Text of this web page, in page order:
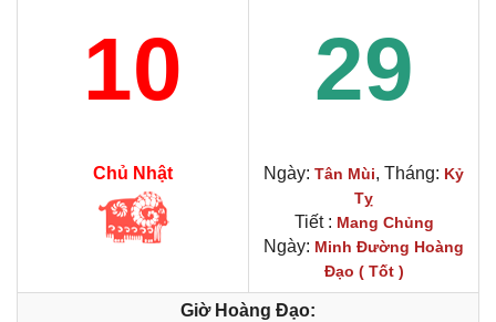
10 29
Chủ Nhật Ngày: Tân Mùi, Tháng: Kỷ
Tỵ
Tiết : Mang Chủng
Ngày: Minh Đường Hoàng
Đạo ( Tốt )
Giờ Hoàng Đạo: